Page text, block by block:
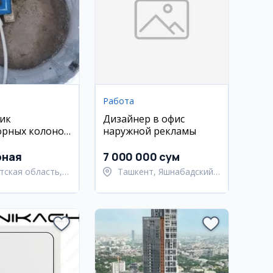
колонок
область,
Работа
Дизайнер в офис
наружной рекламы
7 000 000 сум
Ташкент, Яшнабадский